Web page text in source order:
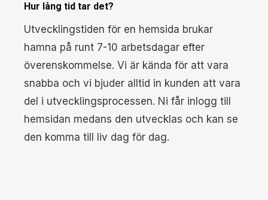
Hur lång tid tar det?
Utvecklingstiden för en hemsida brukar
hamna på runt 7-10 arbetsdagar efter
överenskommelse. Vi är kända för att vara
snabba och vi bjuder alltid in kunden att vara
del i utvecklingsprocessen. Ni får inlogg till
hemsidan medans den utvecklas och kan se
den komma till liv dag för dag.